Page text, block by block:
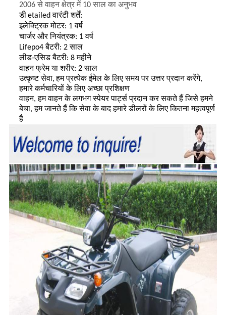
2006 से वाहन क्षेत्र में 10 साल का अनुभव
डीetailed वारंटी शर्तें:
इलेक्ट्रिक मोटर: 1 वर्ष
चार्जर और नियंत्रक: 1 वर्ष
Lifepo4 बैटरी: 2 साल
लीड-एसिड बैटरी: 8 महीने
वाहन फ्रेम या शरीर: 2 साल
उत्कृष्ट सेवा, हम प्रत्येक ईमेल के लिए समय पर उत्तर प्रदान करेंगे,
हमारे कर्मचारियों के लिए अच्छा प्रशिक्षण
वाहन, हम वाहन के लगभग स्पेयर पार्ट्स प्रदान कर सकते हैं जिसे हमने
बेचा, हम जानते हैं कि सेवा के बाद हमारे डीलरों के लिए कितना महत्वपूर्ण
है